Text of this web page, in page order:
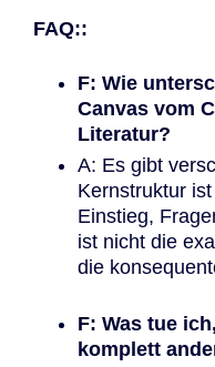
FAQ::
F: Wie
Canvas vom
Literatur?
A: Es gibt
Kernstruktur
Einstieg,
ist nicht die
die
F: Was tue
komplett